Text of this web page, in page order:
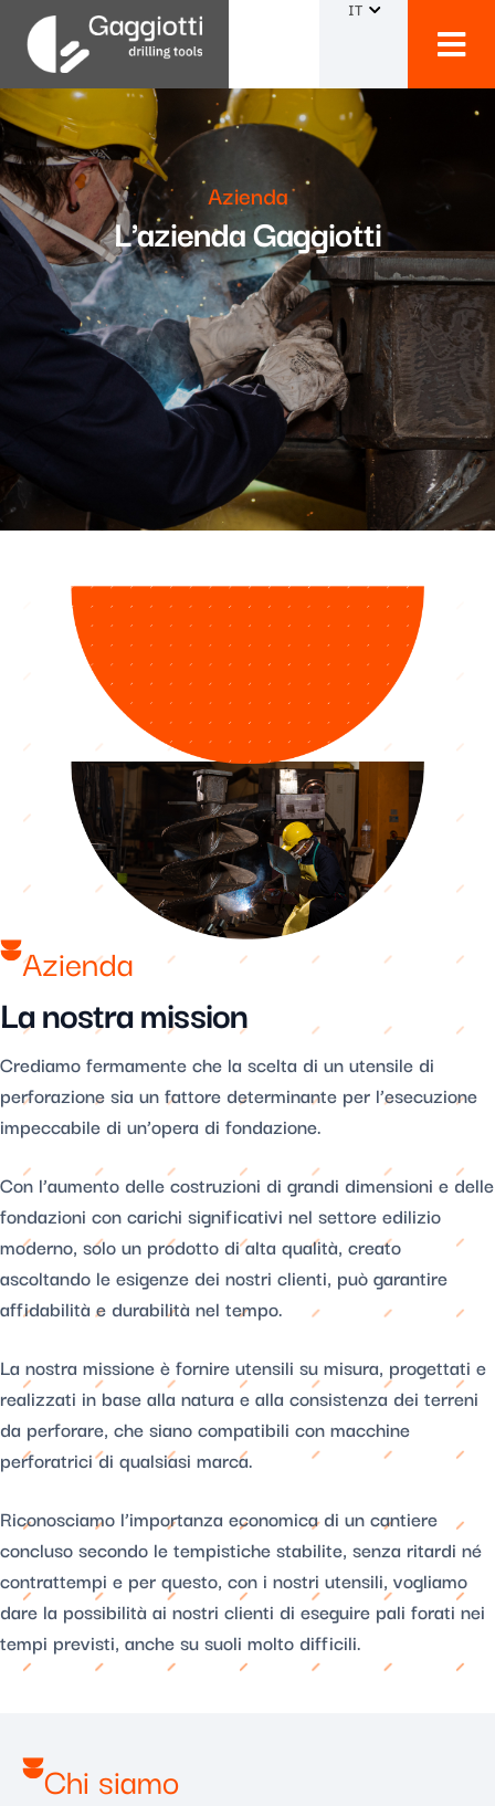
IT
Azienda
L'azienda Gaggiotti
Azienda
La nostra mission
Crediamo fermamente che la scelta di un utensile di
perforazione sia un fattore determinante per l’esecuzione
impeccabile di un’opera di fondazione.
Con l’aumento delle costruzioni di grandi dimensioni e delle
fondazioni con carichi significativi nel settore edilizio
moderno, solo un prodotto di alta qualità, creato
ascoltando le esigenze dei nostri clienti, può garantire
affidabilità e durabilità nel tempo.
La nostra missione è fornire utensili su misura, progettati e
realizzati in base alla natura e alla consistenza dei terreni
da perforare, che siano compatibili con macchine
perforatrici di qualsiasi marca.
Riconosciamo l’importanza economica di un cantiere
concluso secondo le tempistiche stabilite, senza ritardi né
contrattempi e per questo, con i nostri utensili, vogliamo
dare la possibilità ai nostri clienti di eseguire pali forati nei
tempi previsti, anche su suoli molto difficili.
Chi siamo